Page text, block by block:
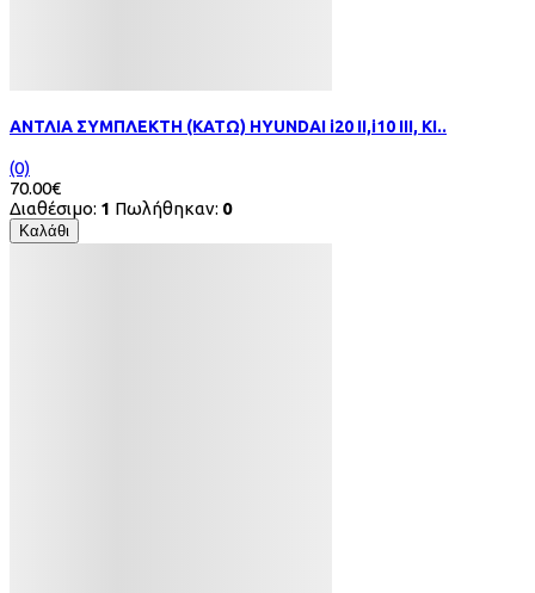
ΑΝΤΛΙΑ ΣΥΜΠΛΕΚΤΗ (ΚΑΤΩ) HYUNDAI i20 II,i10 III, KI..
(0)
70.00€
Διαθέσιμο: 1 Πωλήθηκαν: 0
Καλάθι